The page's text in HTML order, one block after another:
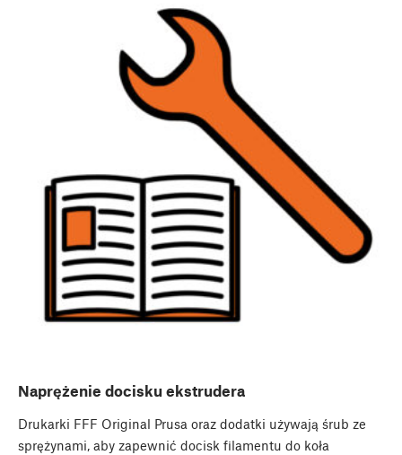
Naprężenie docisku ekstrudera
Drukarki FFF Original Prusa oraz dodatki używają śrub ze
sprężynami, aby zapewnić docisk filamentu do koła